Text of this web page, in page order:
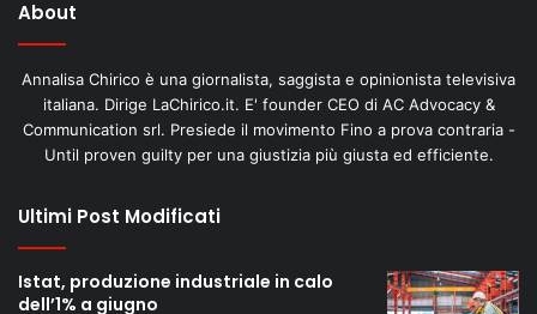
About
Annalisa Chirico è una giornalista, saggista e opinionista televisiva
italiana. Dirige LaChirico.it. E' founder CEO di AC Advocacy &
Communication srl. Presiede il movimento Fino a prova contraria -
Until proven guilty per una giustizia più giusta ed efficiente.
Ultimi Post Modificati
Istat, produzione industriale in calo
dell’1% a giugno